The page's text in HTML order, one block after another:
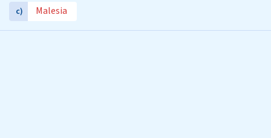
c) Malesia